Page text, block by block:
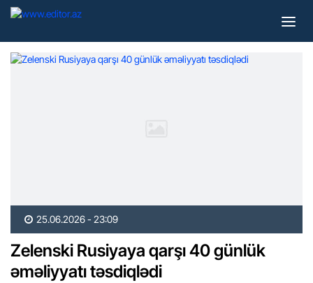
25.06.2026 - 23:09
Zelenski Rusiyaya qarşı 40 günlük
əməliyyatı təsdiqlədi